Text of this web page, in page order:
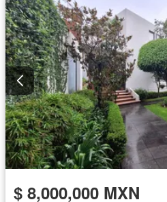
$ 8,000,000 MXN